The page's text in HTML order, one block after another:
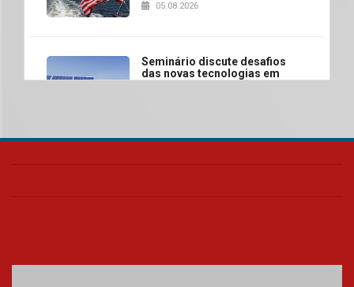
05.08.2026
Seminário discute desafios
das novas tecnologias em